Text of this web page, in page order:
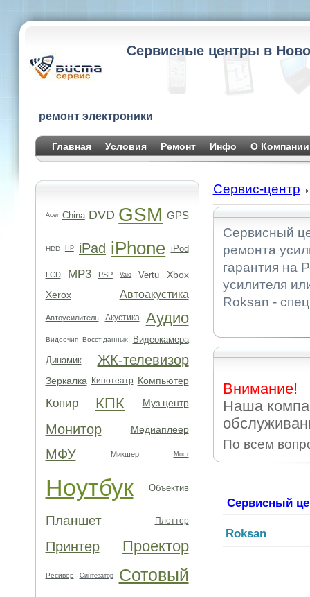
Сервисные центры в
ремонт электроники
Главная Условия Ремонт Инфо О Компании
Acer China DVD GSM GPS
HDD HP iPad iPhone iPod
LCD MP3 PSP Vaio Vertu
Xbox
Xerox
Автоакустика
Автоусилитель Акустика Аудио
Видеочип Восст.данных
Видеокамера
Динамик
ЖК-телевизор
Зеркалка Кинотеатр Компьютер
Копир КПК Муз.центр
Монитор Медиаплеер
МФУ Микшер Мост
Ноутбук Объектив
Планшет Плоттер
Принтер Проектор
Ресивер Синтезатор Сотовый
Сервис-центр
Сервисный
ремонта
гарантия на
усилителя
Roksan -
Внимание!
Наша
По всем
Сервисный
Roksan